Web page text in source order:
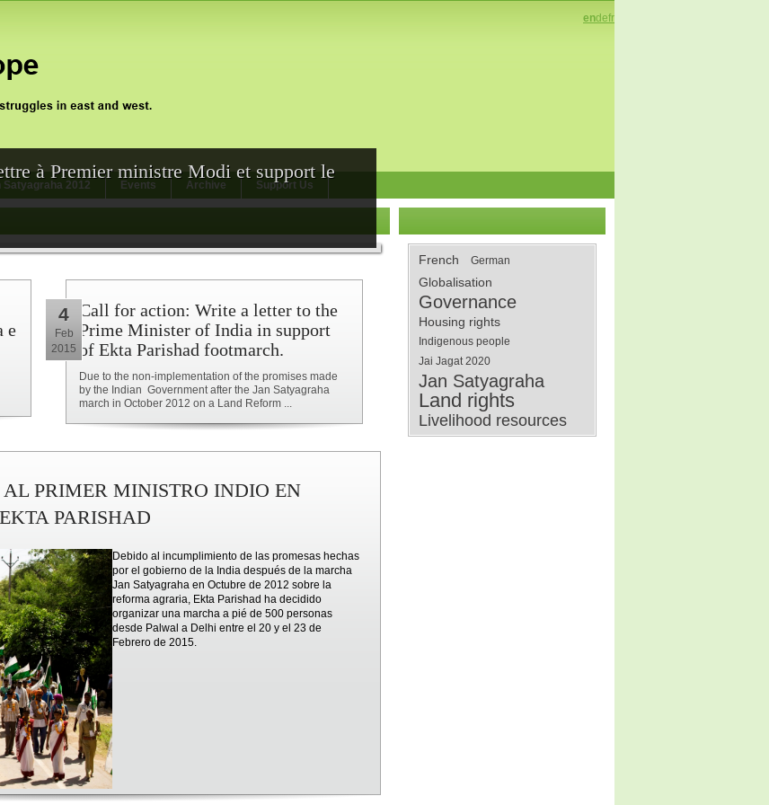
endefr
Satyagraha 2012 Events Archive Support Us
à Premier ministre Modi et support le
e
Call for action: Write a letter to the
Prime Minister of India in support
of Ekta Parishad footmarch.
Due to the non-implementation of the promises made
by the Indian Government after the Jan Satyagraha
march in October 2012 on a Land Reform ...
4
Feb
2015
PRIMER MINISTRO INDIO EN
PARISHAD
Debido al incumplimiento de las promesas hechas
por el gobierno de la India después de la marcha
Jan Satyagraha en Octubre de 2012 sobre la
reforma agraria, Ekta Parishad ha decidido
organizar una marcha a pié de 500 personas
desde Palwal a Delhi entre el 20 y el 23 de
Febrero de 2015.
French German
Globalisation
Governance
Housing rights
Indigenous people
Jai Jagat 2020
Jan Satyagraha
Land rights
Livelihood resources